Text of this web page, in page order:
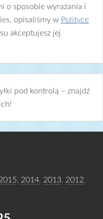
o sposobie wyrażania i
opisaliśmy w Polityce
akceptujesz jej
pod kontrolą – znajdź
2014 2013 2012